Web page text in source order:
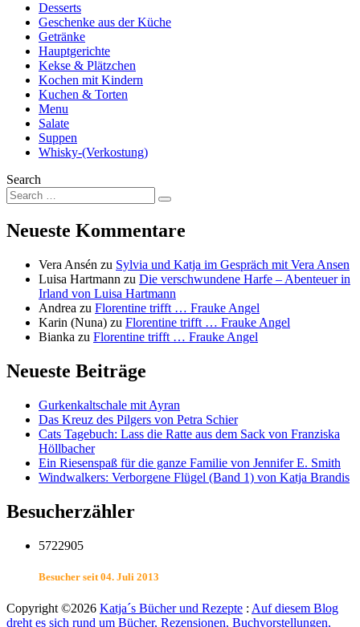
Desserts
Geschenke aus der Küche
Getränke
Hauptgerichte
Kekse & Plätzchen
Kochen mit Kindern
Kuchen & Torten
Menu
Salate
Suppen
Whisky-(Verkostung)
Search
Neueste Kommentare
Vera Ansén zu Sylvia und Katja im Gespräch mit Vera Ansen
Luisa Hartmann zu Die verschwundene Harfe – Abenteuer in
Irland von Luisa Hartmann
Andrea zu Florentine trifft … Frauke Angel
Karin (Nuna) zu Florentine trifft … Frauke Angel
Bianka zu Florentine trifft … Frauke Angel
Neueste Beiträge
Gurkenkaltschale mit Ayran
Das Kreuz des Pilgers von Petra Schier
Cats Tagebuch: Lass die Ratte aus dem Sack von Franziska
Höllbacher
Ein Riesenspaß für die ganze Familie von Jennifer E. Smith
Windwalkers: Verborgene Flügel (Band 1) von Katja Brandis
Besucherzähler
5722905
Besucher seit 04. Juli 2013
Copyright ©2026 Katja´s Bücher und Rezepte : Auf diesem Blog
dreht es sich rund um Bücher, Rezensionen, Buchvorstellungen,